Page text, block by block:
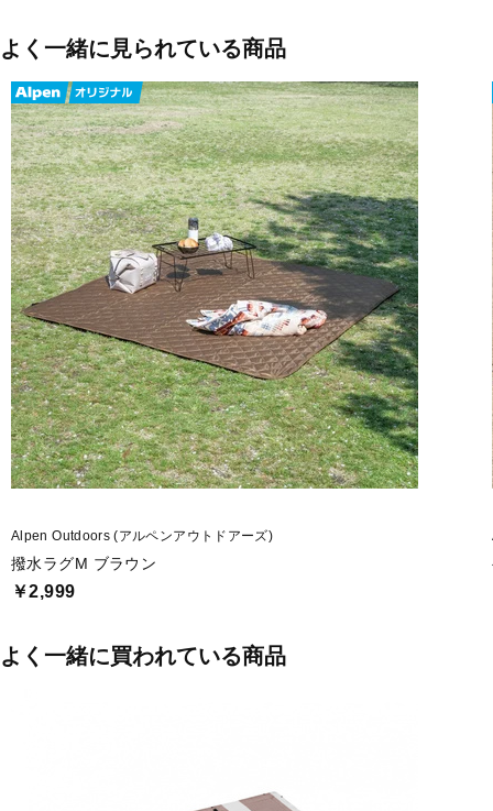
■メーカー型番：7305090116
よく一緒に見られている商品
Alpen Outdoors (アルペンアウトドアーズ)
撥水ラグM ブラウン
￥2,999
よく一緒に買われている商品